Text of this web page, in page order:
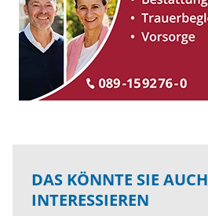
DAS KÖNNTE SIE AUCH
INTERESSIEREN